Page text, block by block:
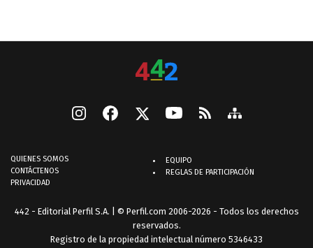
QUIENES SOMOS
CONTÁCTENOS
PRIVACIDAD
EQUIPO
REGLAS DE PARTICIPACIÓN
442 - Editorial Perfil S.A. | © Perfil.com 2006-2026 - Todos los derechos
reservados.
Registro de la propiedad intelectual número 5346433